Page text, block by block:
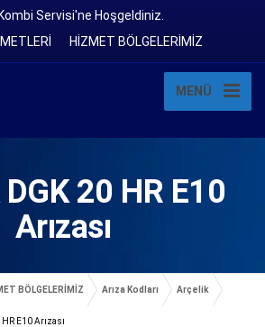
Servisi'ne Hoşgeldiniz.
HİZMET BÖLGELERİMİZ
MENÜ
20 HR E10
Arızası
BÖLGELERİMİZ Arıza Kodları Arçelik
E10 Arızası